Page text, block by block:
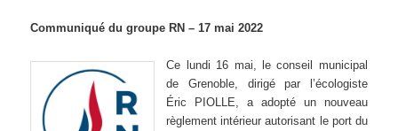
Communiqué du groupe RN – 17 mai 2022
Ce lundi 16 mai, le conseil municipal
de Grenoble, dirigé par l’écologiste
Éric PIOLLE, a adopté un nouveau
règlement intérieur autorisant le port du